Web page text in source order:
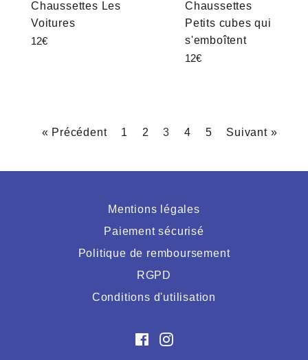
Chaussettes Les
Voitures
Prix
12€
Chaussettes
Petits cubes qui
s'emboîtent
Prix
12€
« Précédent 1 2 3 4 5 Suivant »
Mentions légales
Paiement sécurisé
Politique de remboursement
RGPD
Conditions d'utilisation
FacebookInstagram